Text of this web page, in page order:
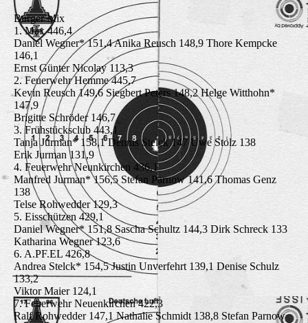
Bürger Mix
1. Max 446,4
Daniel Wegner* 151,4 Anika Reusch 148,9 Thore Kempcke
146,1
Ernst Günter Nicolay 113,3
2. Feuerwehr Hemme 445,7
Kevin Reusch 149,6 Siegbert Peters 148,2 Helge Witthohn*
147,9
Brigitte Schröder 146,7
3. Frühstücksclub 443,1
Tanja Jurman* 158,1 Dennis Stelck 147 Uwe Stolz 138
Erik Jurman 131,9
4. Feuerwehr Neunkirchen 436,1
Manfred Jurman* 156,5 Stefan Parnow 141,6 Thomas Genz
138
Telse Rohwedder 129,3
5. Eisschützen 429,1
Daniel Wegner* 151,8 Sascha Schultz 144,3 Dirk Schreck 133
Katharina Wegner 123,6
6. A.PF.EL 426,8
Andrea Stelck* 154,5 Justin Unverfehrt 139,1 Denise Schulz
133,2
Viktor Maier 124,1
7. Feuerwehr Neuenkirchen 422,3
Ralf Rohwedder 147,1 Nathalie Schmidt 138,8 Stefan Parnow